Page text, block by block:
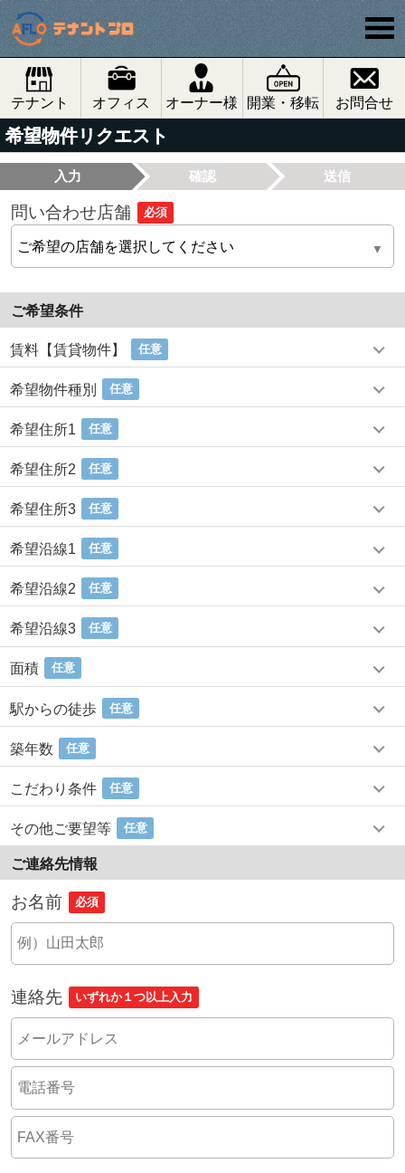
テナント オフィス オーナー様 開業・移転 お問合せ
希望物件リクエスト
入力 確認 送信
問い合わせ店舗 必須
ご希望条件
賃料【賃貸物件】 任意
希望物件種別 任意
希望住所1 任意
希望住所2 任意
希望住所3 任意
希望沿線1 任意
希望沿線2 任意
希望沿線3 任意
面積 任意
駅からの徒歩 任意
築年数 任意
こだわり条件 任意
その他ご要望等 任意
ご連絡先情報
お名前 必須
連絡先 いずれか１つ以上入力